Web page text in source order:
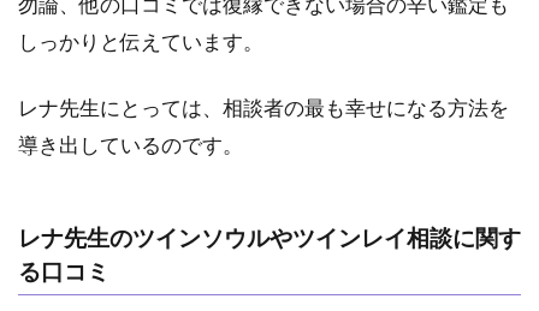
しっかりと伝えています。
レナ先生にとっては、相談者の最も幸せになる方法を
導き出しているのです。
レナ先生のツインソウルやツインレイ相談に関す
る口コミ